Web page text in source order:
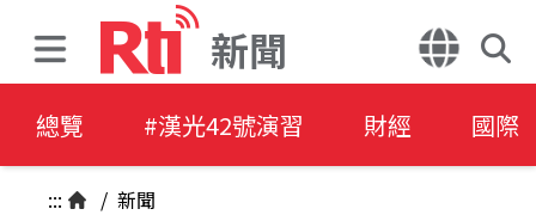
新聞
總覽 #漢光42號演習 財經 國際
::: / 新聞